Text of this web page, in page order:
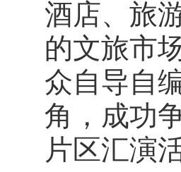
酒店、旅
的文旅市
众自导自
角，成功
片区汇演